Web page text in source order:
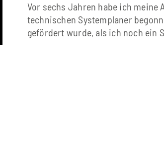
Vor sechs Jahren habe ich meine
technischen Systemplaner
gefördert wurde, als ich noch ein